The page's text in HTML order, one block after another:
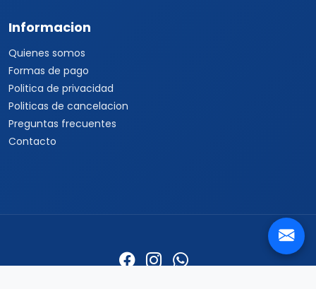
Informacion
Quienes somos
Formas de pago
Politica de privacidad
Politicas de cancelacion
Preguntas frecuentes
Contacto